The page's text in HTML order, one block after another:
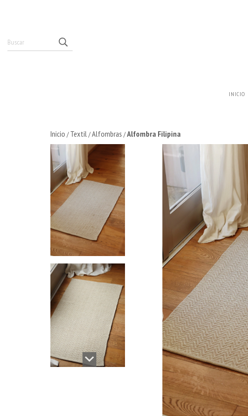
INICIO
Inicio / Textil/Alfombras /Alfombra Filipina